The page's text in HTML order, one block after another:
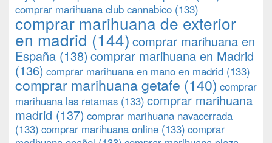
comprar marihuana club cannabico (133)
comprar marihuana de exterior
en madrid (144) comprar marihuana en
España (138) comprar marihuana en Madrid
(136) comprar marihuana en mano en madrid (133)
comprar marihuana getafe (140) comprar
marihuana las retamas (133) comprar marihuana
madrid (137) comprar marihuana navacerrada
(133) comprar marihuana online (133) comprar